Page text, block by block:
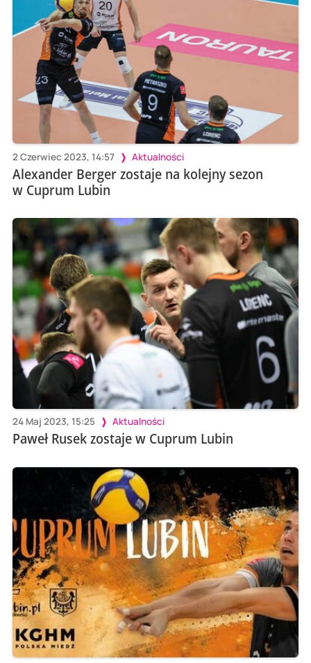
2 Czerwiec 2023, 14:57 Aktualności
Alexander Berger zostaje na kolejny sezon
w Cuprum Lubin
24 Maj 2023, 15:25 Aktualności
Paweł Rusek zostaje w Cuprum Lubin